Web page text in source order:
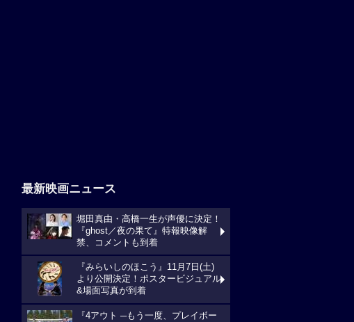
最新映画ニュース
堀田真由・高橋一生が声優に決定！
『ghost／夜の果て』特報映像解
禁、コメントも到着
『みらいしのほこう』11月7日(土)
より公開決定！ポスタービジュアル
&場面写真が到着
『4アウト ─もう一度、プレイボー